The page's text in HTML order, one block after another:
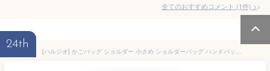
全てのおすすめコメント (1件) >
24th
[ハルジオ] かごバッグ ショルダー 小さめ ショルダーバッグ ハンドバッグ 2WAY レディース 浴衣バッグ 編みバッグ カゴバッグ 軽量 ミニ バンブーハンドル 竹 持ち手 バック かばん おしゃれ かわいい 浴衣 袴 和装 人気 トレンド